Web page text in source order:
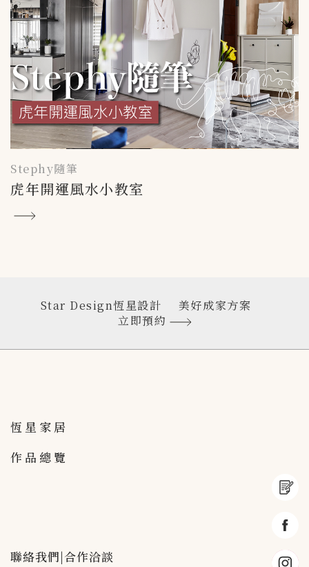
Stephy隨筆
虎年開運風水小教室
Star Design恆星設計
美好成家方案
立即預約
恆星家居
作品總覽
聯絡我們|合作洽談